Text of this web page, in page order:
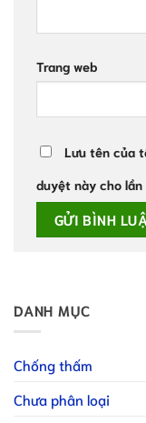
Trang web
Lưu tên của
duyệt này cho
DANH MỤC
Chống thấm
Chưa phân loại